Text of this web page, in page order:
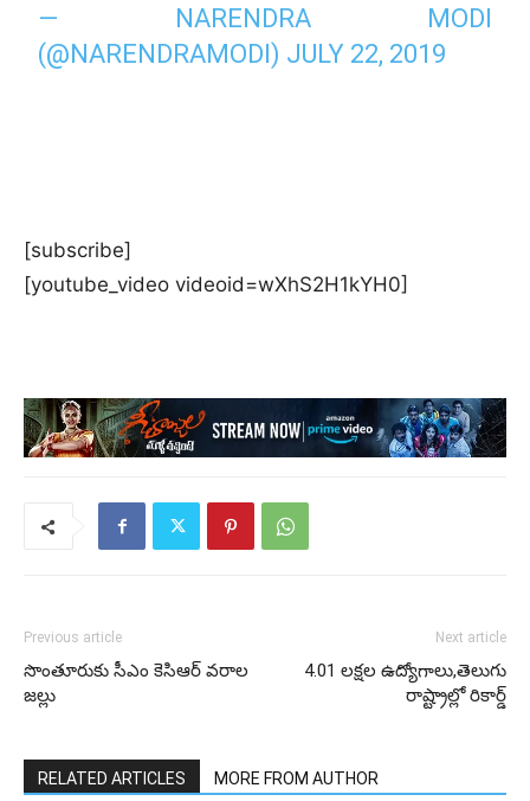
— NARENDRA MODI
(@NARENDRAMODI) JULY 22, 2019
[subscribe]
[youtube_video videoid=wXhS2H1kYH0]
Previous article
సొంతూరుకు సీఎం కెసిఆర్ వరాల
జల్లు
Next article
4.01 లక్షల ఉద్యోగాలు,తెలుగు
రాష్ట్రాల్లో రికార్డ్
RELATED ARTICLES MORE FROM AUTHOR